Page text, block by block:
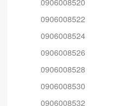
0906008522
0906008524
0906008526
0906008528
0906008530
0906008532